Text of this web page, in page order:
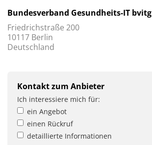
Bundesverband Gesundheits-IT bvitg
Friedrichstraße 200
10117 Berlin
Deutschland
Kontakt zum Anbieter
Ich interessiere mich für:
ein Angebot
einen Rückruf
detaillierte Informationen